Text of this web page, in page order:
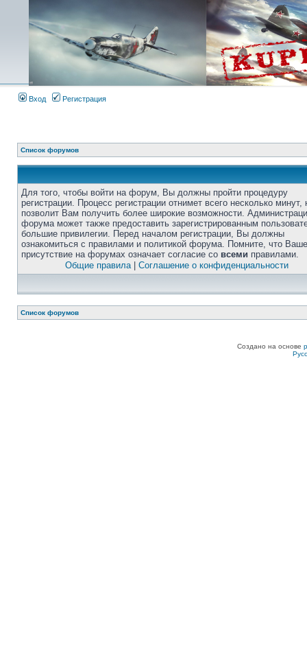
Вход Регистрация
Список форумов
Для того, чтобы войти на форум, Вы должны пройти процедуру
регистрации. Процесс регистрации отнимет всего несколько минут,
позволит Вам получить более широкие возможности.
форума может также предоставить зарегистрированным
большие привилегии. Перед началом регистрации, Вы должны
ознакомиться с правилами и политикой форума. Помните, что Ваше
присутствие на форумах означает согласие со всеми правилами.
Общие правила| Соглашение о конфиденциальности
Список форумов
Создано на основе